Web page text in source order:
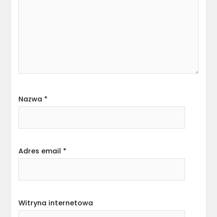
Nazwa *
Adres email *
Witryna internetowa